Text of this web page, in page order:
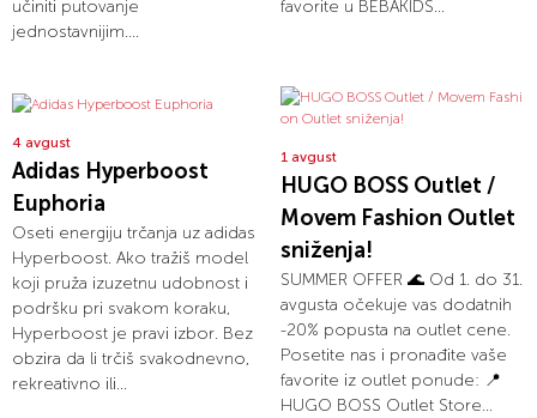
učiniti putovanje
jednostavnijim....
favorite u BEBAKIDS...
4 avgust
Adidas Hyperboost
Euphoria
Oseti energiju trčanja uz adidas
Hyperboost. Ako tražiš model
koji pruža izuzetnu udobnost i
podršku pri svakom koraku,
Hyperboost je pravi izbor. Bez
obzira da li trčiš svakodnevno,
rekreativno ili...
1 avgust
HUGO BOSS Outlet /
Movem Fashion Outlet
sniženja!
SUMMER OFFER 🌊 Od 1. do 31.
avgusta očekuje vas dodatnih
-20% popusta na outlet cene.
Posetite nas i pronađite vaše
favorite iz outlet ponude: 📍
HUGO BOSS Outlet Store...